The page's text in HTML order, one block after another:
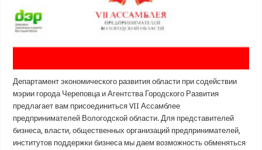
Департамент экономического развития области при содействии
мэрии города Череповца и Агентства Городского Развития
предлагает вам присоединиться VII Ассамблее
предпринимателей Вологодской области. Для представителей
бизнеса, власти, общественных организаций предпринимателей,
институтов поддержки бизнеса мы даем возможность обменяться